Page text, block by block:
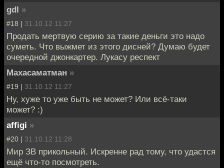
gdl »
#18 | 31.10.12 11:27
Продать мертвую серию за такие деньги это надо
суметь. Что выжмет из этого дисней? Думаю будет
очередной джонкартер. Лукасу респект
Махасаматман »
#19 | 31.10.12 11:27
Ну, хуже то уже быть не может? Или всё-таки
может? :)
affigi »
#20 | 31.10.12 11:28
Мир ЗВ прикольный. Искренне рад тому, что удастся
ещё что-то посмотреть.